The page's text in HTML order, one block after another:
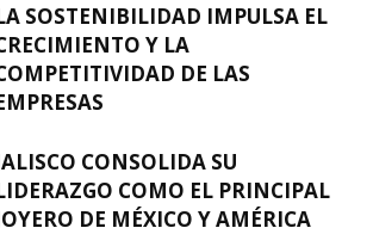
SOSTENIBILIDAD IMPULSA EL
Y LA
DE LAS
CONSOLIDA SU
COMO EL PRINCIPAL
DE MÉXICO Y AMÉRICA